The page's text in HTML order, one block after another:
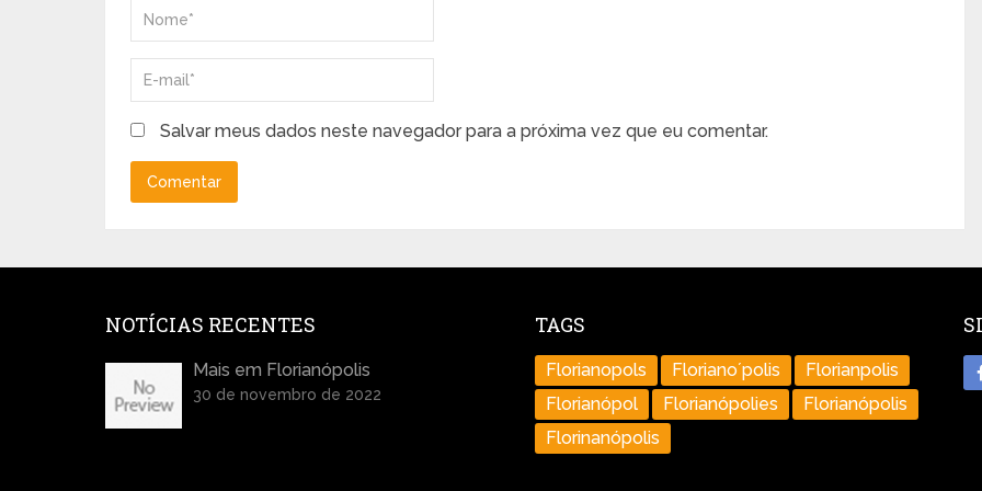
Salvar meus dados neste navegador para a próxima vez que eu comentar.
NOTÍCIAS RECENTES
Mais em Florianópolis
30 de novembro de 2022
TAGS
Florianopols Floriano´polis
Florianpolis
Florianópol
Florianópolies
Florianópolis
Florinanópolis